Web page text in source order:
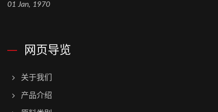
01 Jan, 1970
网页导览
关于我们
产品介绍